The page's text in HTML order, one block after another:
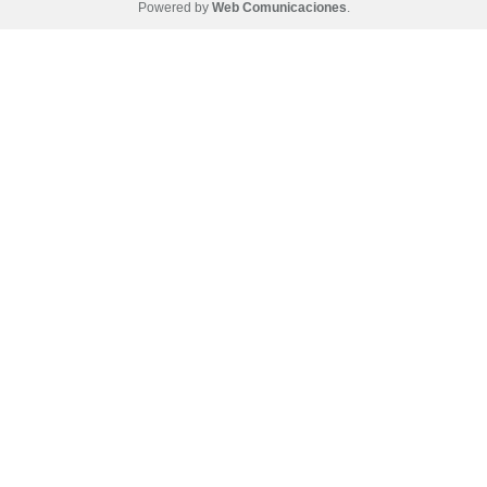
Powered by Web Comunicaciones.